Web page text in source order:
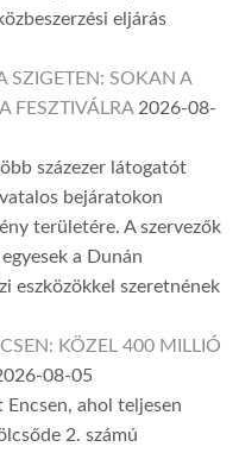
eljárás
SZIGETEN: SOKAN A
FESZTIVÁLRA 2026-08-
százezer látogatót
bejáratokon
területére. A szervezők
a Dunán
eszközökkel szeretnének
KÖZEL 400 MILLIÓ
08-05
Encsen, ahol teljesen
2. számú